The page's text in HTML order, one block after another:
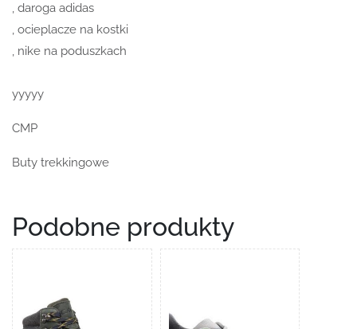
, daroga adidas
, ocieplacze na kostki
, nike na poduszkach
yyyyy
CMP
Buty trekkingowe
Podobne produkty